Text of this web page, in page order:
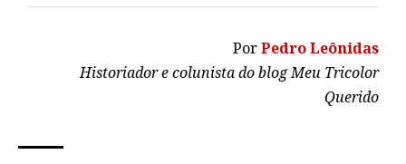
PorPedro Leônidas
Historiador e colunista do blog Meu Tricolor
Querido